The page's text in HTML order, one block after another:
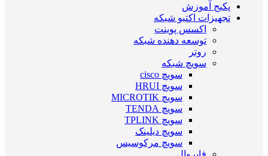
پکیج آموزش
تجهیزات اکتیو شبکه
اکسس پوینت
توسعه دهنده شبکه
روتر
سویچ شبکه
سویچ cisco
سویچ HRUI
سویچ MICROTIK
سویچ TENDA
سویچ TPLINK
سویچ دیلینک
سویچ مرکوسیس
فایروال